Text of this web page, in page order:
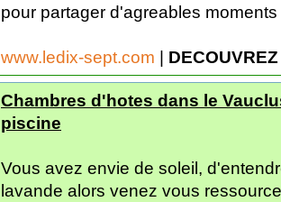
pour partager d'agreables
www.ledix-sept.com |
Chambres d'hotes dans le
piscine
Vous avez envie de soleil,
lavande alors venez vous